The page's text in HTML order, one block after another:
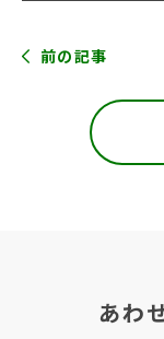
前の記事
あわ